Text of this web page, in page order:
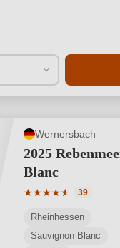
Wernersbach
2025
Blanc
★★★★★
★
Durchschnittliche
39
Rheinhessen
Sauvignon Blanc